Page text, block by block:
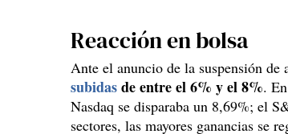
Reacción en bolsa
Ante el anuncio de la suspensión de
subidasde entre el 6% y el 8%.
Nasdaq se disparaba un 8,69%; el
sectores, las mayores ganancias se